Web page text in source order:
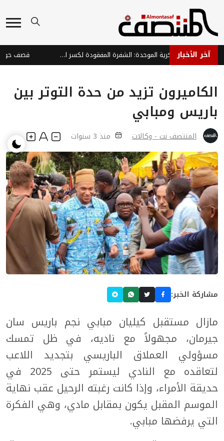
آخر الأخبار المؤسسة العسكرية الموحدة: الشفرة المفقودة لكسر الانقلاب واستعادة صنعاء ..
الكاميرون تزيد من حدة التوتر بين
باريس ومبابي
المنتصف نت - وكالات منذ 3 سنوات
مشاركة الخبر:
مازال مستقبل كيليان مبابي نجم باريس سان
جيرمان، مجهولاً مع ناديه، في ظل تمسك
مسؤولي العملاق الباريسي بتجديد اللاعب
لتعاقده مع النادي ليستمر حتى 2025 في
حديقة الأمراء، وإذا كانت رغبته الرحيل عقب نهاية
الموسم المقبل يكون بمقابل مادي، وهي الفكرة
التي يرفضها مبابي.